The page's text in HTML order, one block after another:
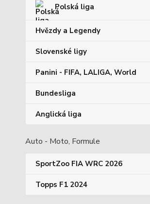
Polská liga
Hvězdy a Legendy
Slovenské ligy
Panini - FIFA, LALIGA, World
Bundesliga
Anglická liga
Auto - Moto, Formule
SportZoo FIA WRC 2026
Topps F1 2024